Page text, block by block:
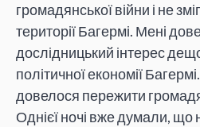
громадянської війни і не
території Багермі. Мені
дослідницький інтерес
політичної економії
довелося пережити
Однієї ночі вже думали, що